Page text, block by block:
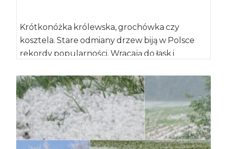
Krótkonóżka królewska, grochówka czy
kosztela. Stare odmiany drzew biją w Polsce
rekordy popularności. Wracają do łask i